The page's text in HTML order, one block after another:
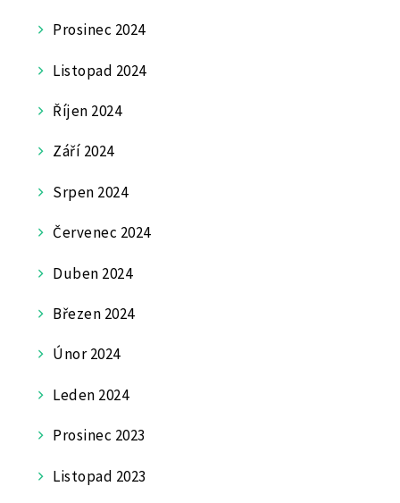
Prosinec 2024
Listopad 2024
Říjen 2024
Září 2024
Srpen 2024
Červenec 2024
Duben 2024
Březen 2024
Únor 2024
Leden 2024
Prosinec 2023
Listopad 2023